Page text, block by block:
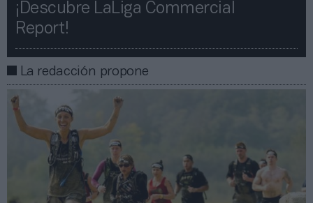
¡Descubre LaLiga Commercial
Report!​​
La redacción propone